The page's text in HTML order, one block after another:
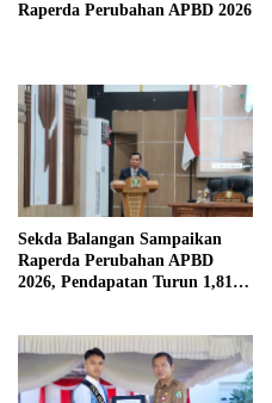
Raperda Perubahan APBD 2026
Sekda Balangan Sampaikan
Raperda Perubahan APBD
2026, Pendapatan Turun 1,81